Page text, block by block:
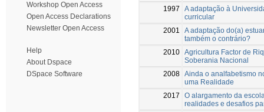
Workshop Open Access
Open Access Declarations
Newsletter Open Access
Help
About Dspace
DSpace Software
1997
A adaptação à
curricular
2001
A adaptação do(a)
também o contrário?
2010 Agricultura Factor de
Soberania Nacional
2008 Ainda o analfabetismo
uma Realidade
2017
O alargamento da
realidades e desafios